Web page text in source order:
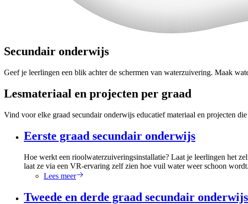
Secundair onderwijs
Geef je leerlingen een blik achter de schermen van waterzuivering. Maak
Lesmateriaal en projecten per graad
Vind voor elke graad secundair onderwijs educatief materiaal en projecten
Eerste graad secundair onderwijs
Hoe werkt een rioolwaterzuiveringsinstallatie? Laat je leerlingen het
laat ze via een VR-ervaring zelf zien hoe vuil water weer schoon wordt.
Lees meer
Tweede en derde graad secundair onderwijs